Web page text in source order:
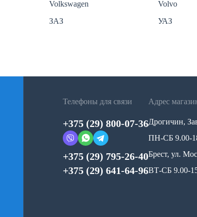
Volkswagen Volvo
ЗАЗ УАЗ
Телефоны для связи
+375 (29) 800-07-36
+375 (29) 795-26-40
+375 (29) 641-64-96
Адрес
Дрогичин,
ПН-СБ 9.00-
Брест, ул.
ВТ-СБ 9.00-